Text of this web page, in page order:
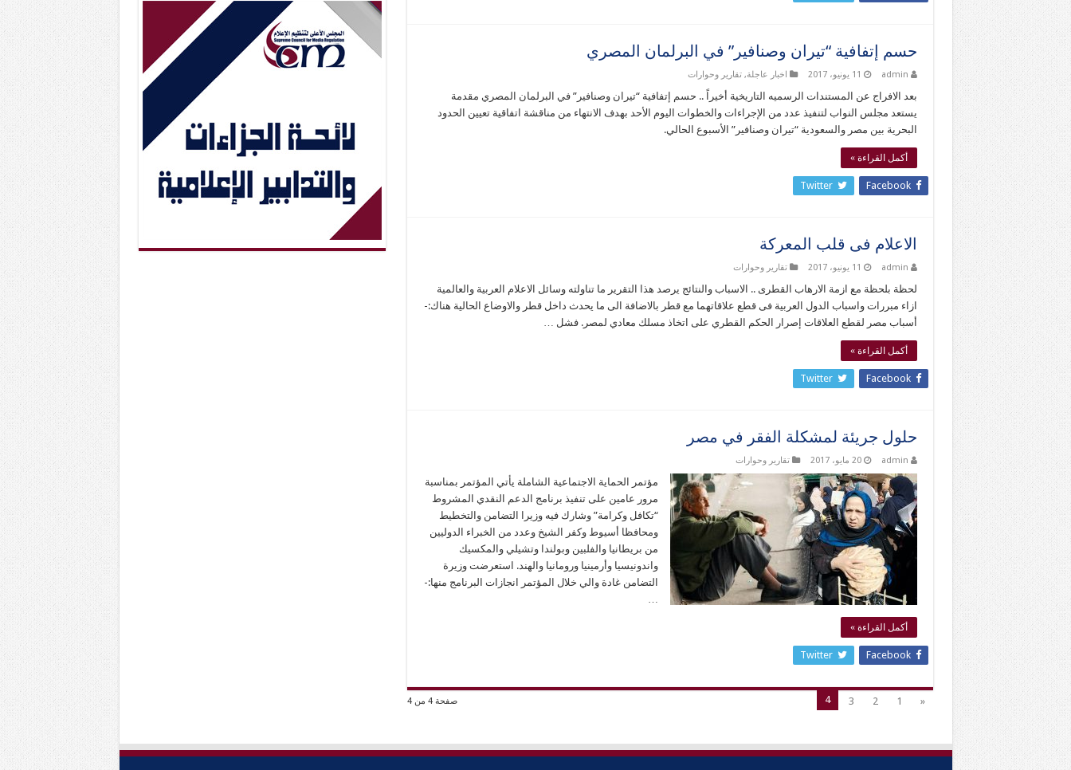
حسم إتفافية “تيران وصنافير” في البرلمان المصري
admin 11 يونيو، 2017 اخبار عاجلة,تقارير وحوارات
بعد الافراج عن المستندات الرسميه التاريخية أخيراً .. حسم إتفافية “تيران وصنافير” في البرلمان المصري مقدمة
يستعد مجلس النواب لتنفيذ عدد من الإجراءات والخطوات اليوم الأحد بهدف الانتهاء من مناقشة اتفاقية تعيين الحدود
البحرية بين مصر والسعودية “تيران وصنافير” الأسبوع الحالي.
أكمل القراءة »
Facebook
Twitter
الاعلام فى قلب المعركة
admin 11 يونيو، 2017 تقارير وحوارات
لحظة بلحظة مع ازمة الارهاب القطرى .. الاسباب والنتائج يرصد هذا التقرير ما تناولته وسائل الاعلام العربية والعالمية
ازاء مبررات واسباب الدول العربية فى قطع علاقاتهما مع قطر بالاضافة الى ما يحدث داخل قطر والاوضاع الحالية هناك:-
أسباب مصر لقطع العلاقات إصرار الحكم القطري على اتخاذ مسلك معادي لمصر. فشل …
أكمل القراءة »
Facebook
Twitter
حلول جريئة لمشكلة الفقر في مصر
admin 20 مايو، 2017 تقارير وحوارات
مؤتمر الحماية الاجتماعية الشاملة يأتي المؤتمر بمناسبة
مرور عامين على تنفيذ برنامج الدعم النقدي المشروط
“تكافل وكرامة” وشارك فيه وزيرا التضامن والتخطيط
ومحافظا أسيوط وكفر الشيخ وعدد من الخبراء الدوليين
من بريطانيا والفلبين وبولندا وتشيلي والمكسيك
واندونيسيا وأرمينيا ورومانيا والهند. استعرضت وزيرة
التضامن غادة والي خلال المؤتمر انجازات البرنامج منها:-
…
أكمل القراءة »
Facebook
Twitter
صفحة 4 من 4 «
1
2
3
4